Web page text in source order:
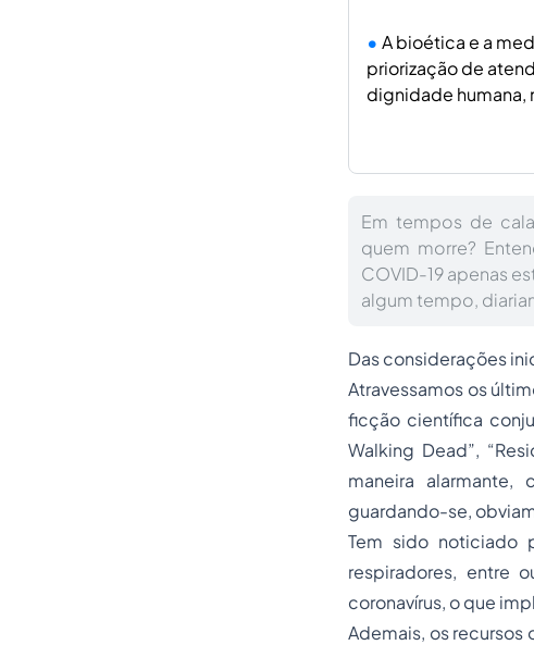
A bioética e a
priorização de
dignidade humana,
Em tempos de
quem morre?
COVID-19 apenas
algum tempo,
Das considerações
Atravessamos os
ficção científica
Walking Dead”,
maneira alarmante,
guardando-se,
Tem sido noticiado
respiradores, entre
coronavírus, o que
Ademais, os recursos